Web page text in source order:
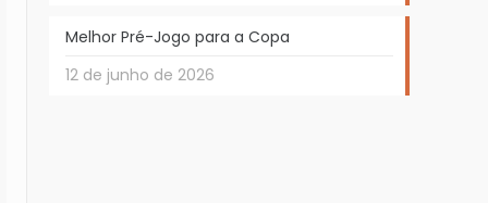
Melhor Pré-Jogo para a Copa
12 de junho de 2026